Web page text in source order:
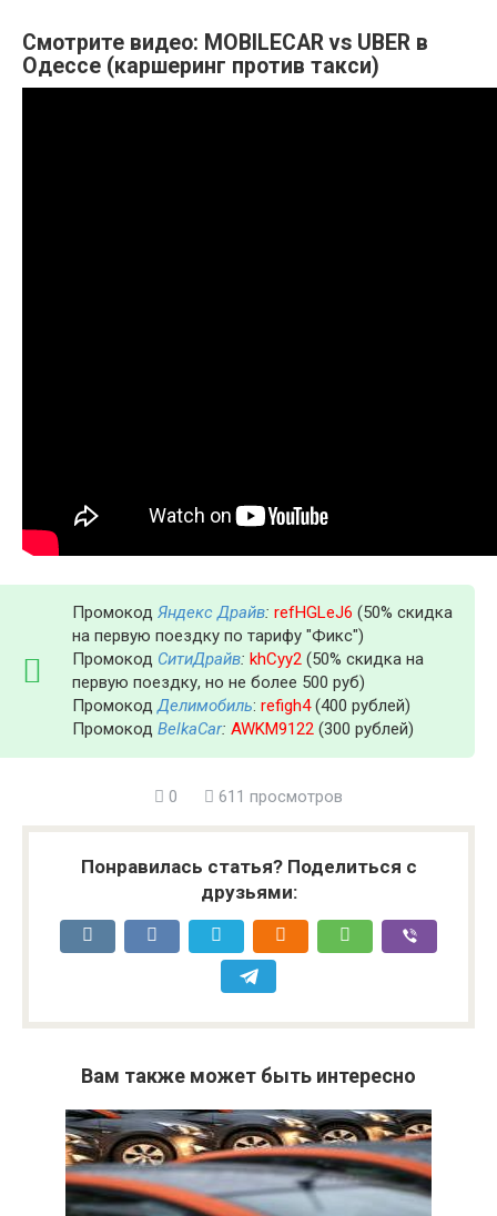
Смотрите видео: MOBILECAR vs UBER в
Одессе (каршеринг против такси)
Промокод Яндекс Драйв: refHGLeJ6 (50% скидка
на первую поездку по тарифу "Фикс")
Промокод СитиДрайв: khCyy2 (50% скидка на
первую поездку, но не более 500 руб)
ПромокодДелимобиль: refigh4(400 рублей)
Промокод BelkaCar: AWKM9122 (300 рублей)
0 611 просмотров
Понравилась статья? Поделиться с
друзьями:
Вам также может быть интересно